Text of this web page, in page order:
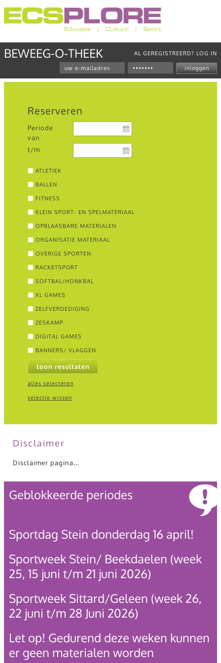
BEWEEG-O-THEEK AL GEREGISTREERD? LOG IN
inloggen
Reserveren
Periode
van
t/m
ATLETIEK
BALLEN
FITNESS
KLEIN SPORT- EN SPELMATERIAAL
OPBLAASBARE MATERIALEN
ORGANISATIE MATERIAAL
OVERIGE SPORTEN
RACKETSPORT
SOFTBAL/HONKBAL
XL GAMES
ZELFVERDEDIGING
ZESKAMP
DIGITAL GAMES
BANNERS/ VLAGGEN
toon resultaten
alles selecteren
selectie wissen
Disclaimer
Disclaimer pagina...
Geblokkeerde periodes
Sportdag Stein donderdag 16 april!
Sportweek Stein/ Beekdaelen (week
25, 15 juni t/m 21 juni 2026)
Sportweek Sittard/Geleen (week 26,
22 juni t/m 28 Juni 2026)
Let op! Gedurend deze weken kunnen
er geen materialen worden